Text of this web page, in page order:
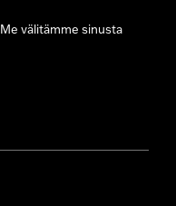
Me välitämme sinusta